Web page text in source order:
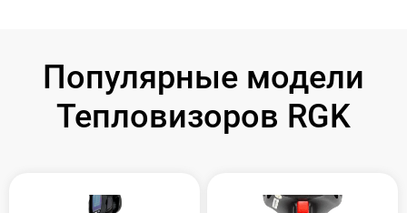
Популярные модели
Тепловизоров RGK